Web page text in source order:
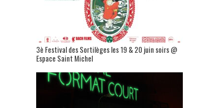
3è Festival des Sortilèges les 19 & 20 juin soirs @
Espace Saint Michel